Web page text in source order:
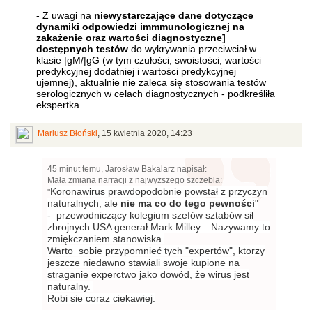
- Z uwagi na niewystarczające dane dotyczące
dynamiki odpowiedzi immmunologicznej na
zakażenie oraz wartości diagnostyczne]
dostępnych testów do wykrywania przeciwciał w
klasie |gM/|gG (w tym czułości, swoistości, wartości
predykcyjnej dodatniej i wartości predykcyjnej
ujemnej), aktualnie nie zaleca się stosowania testów
serologicznych w celach diagnostycznych - podkreśliła
ekspertka.
Mariusz Błoński, 15 kwietnia 2020, 14:23
45 minut temu, Jarosław Bakalarz napisał:
Mała zmiana narracji z najwyższego szczebla:
"Koronawirus prawdopodobnie powstał z przyczyn
naturalnych, ale nie ma co do tego pewności"
- przewodniczący kolegium szefów sztabów sił
zbrojnych USA generał Mark Milley. Nazywamy to
zmiękczaniem stanowiska.
Warto sobie przypomnieć tych "expertów", ktorzy
jeszcze niedawno stawiali swoje kupione na
straganie experctwo jako dowód, że wirus jest
naturalny.
Robi sie coraz ciekawiej.